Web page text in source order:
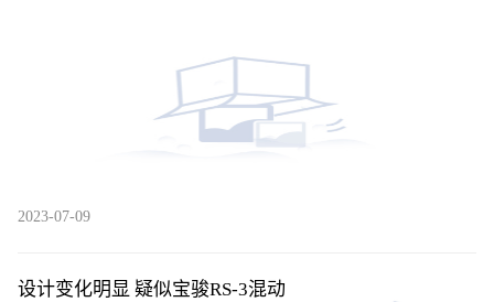
2023-07-09
设计变化明显 疑似宝骏RS-3混动